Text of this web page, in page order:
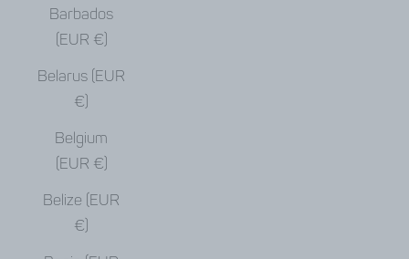
Barbados
(EUR €)
Belarus (EUR
€)
Belgium
(EUR €)
Belize (EUR
€)